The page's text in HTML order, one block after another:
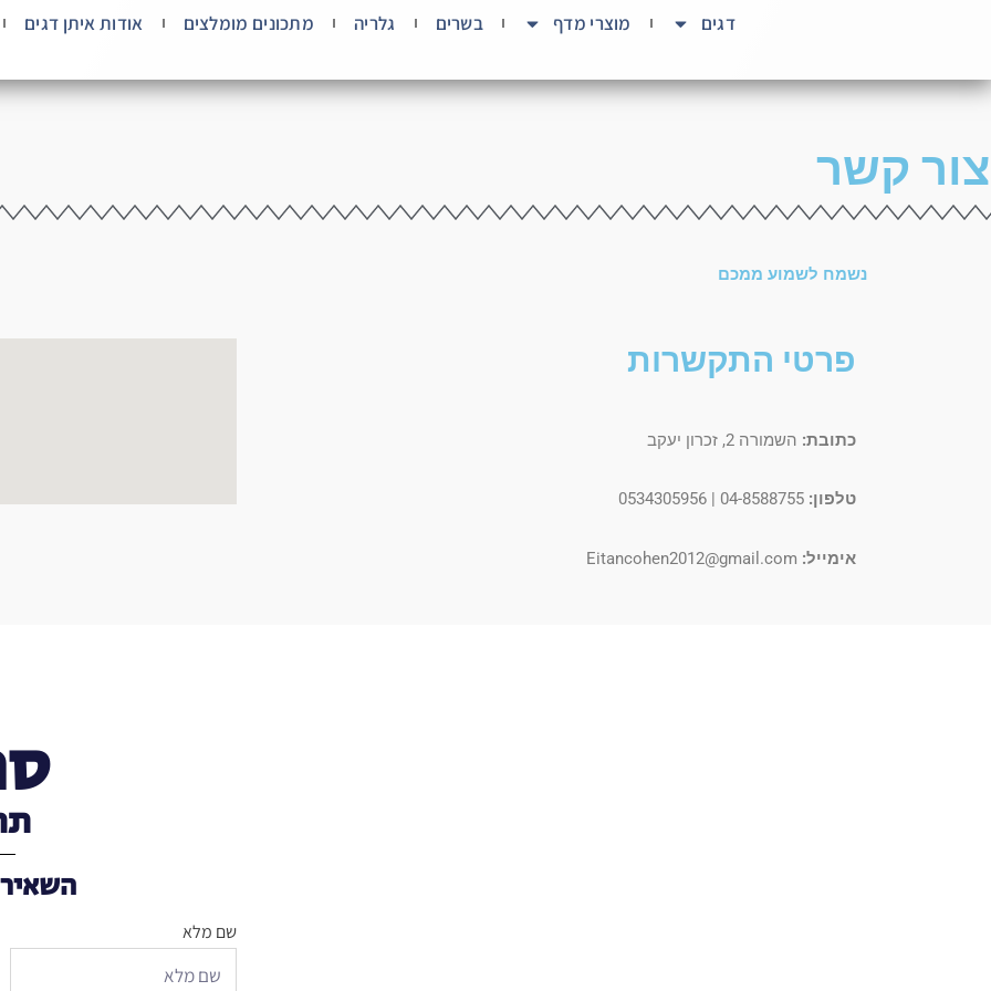
דגים מוצרי מדף בשרים גלריה מתכונים מומלצים אודות איתן דגים
צור קשר
נשמח לשמוע ממכם
פרטי התקשרות
כתובת: השמורה 2, זכרון יעקב
טלפון: 04-8588755 | 0534305956
אימייל: Eitancohen2012@gmail.com
שם מלא